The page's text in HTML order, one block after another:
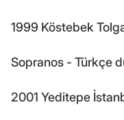
1999 Köstebek
Sopranos - Türkçe
2001 Yeditepe